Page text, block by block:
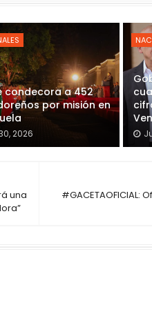
condecora a 452
por misión en
2026
una